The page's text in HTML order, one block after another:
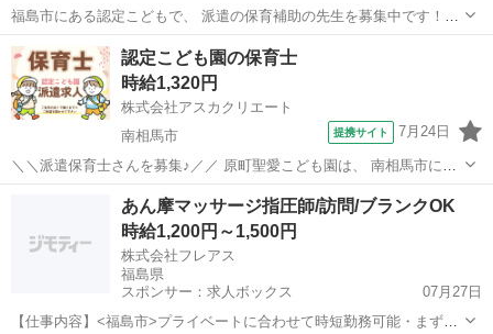
福島市にある認定こどもで、 派遣の保育補助の先生を募集中です！
【乳児クラス』に入っていただきます♪ ＊ーー＊ー＊ーお仕事内容ー
＊ー＊ーー＊ 【保育補助】 ●朝の受け入れ ●身の回りのお世話(着替え
やトイレ) ●遊びやお...
福島 福島市 保育士
認定こども園の保育士
時給1,320円
株式会社アスカクリエート
南相馬市
提携サイト 7月24日
＼＼派遣保育士さんを募集♪／／ 原町聖愛こども園は、 南相馬市にあ
る緑豊かな園庭が特徴的な保育園です。 ▽お仕事内容 ‾‾‾‾‾‾‾‾‾‾‾‾‾‾‾ 主に
縦割り保育(ファミリークラス)の 保育補助業務をお願いいたします...
南相馬市 保育士
あん摩マッサージ指圧師/訪問/ブランクOK
時給1,200円～1,500円
株式会社フレアス
福島県
スポンサー：求人ボックス
07月27日
【仕事内容】<福島市>プライベートに合わせて時短勤務可能・まずは